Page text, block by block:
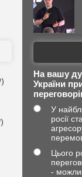
На вашу
України
У
росії
Цього
-